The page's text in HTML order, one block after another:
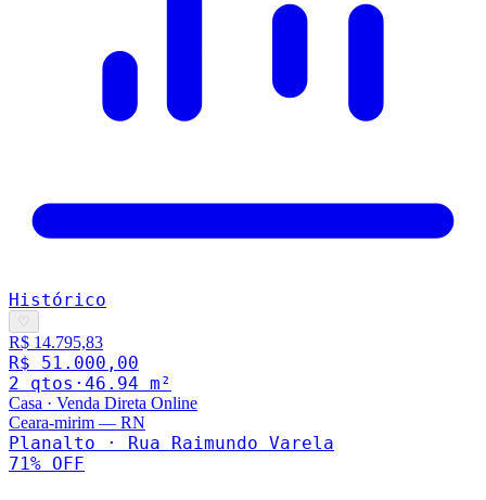
Histórico
♡
R$ 14.795,83
R$ 51.000,00
2 qtos · 46.94 m²
Casa · Venda Direta Online
Ceara-mirim — RN
Planalto · Rua Raimundo Varela
71% OFF